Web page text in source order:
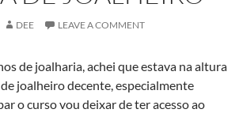
DEE LEAVE A COMMENT
de joalharia, achei que estava na altura
joalheiro decente, especialmente
o curso vou deixar de ter acesso ao